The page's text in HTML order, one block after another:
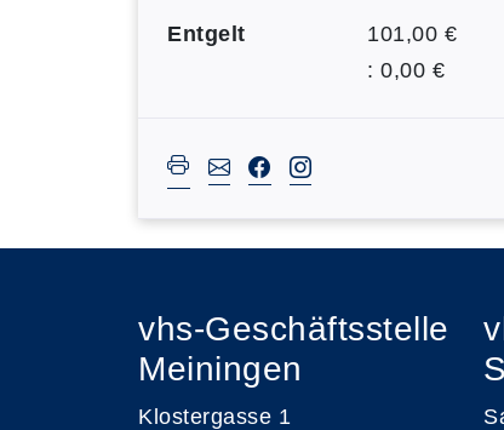
Entgelt
101,00 €
: 0,00 €
vhs-Geschäftsstelle
Meiningen
Klostergasse 1